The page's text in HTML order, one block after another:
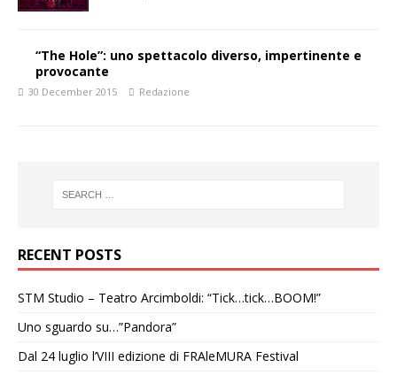
“The Hole”: uno spettacolo diverso, impertinente e
provocante
30 December 2015 Redazione
RECENT POSTS
STM Studio – Teatro Arcimboldi: “Tick…tick…BOOM!”
Uno sguardo su…”Pandora”
Dal 24 luglio l’VIII edizione di FRAleMURA Festival